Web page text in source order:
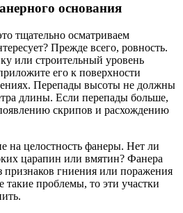
основания
тщательно осматриваем
Прежде всего, ровность.
или строительный уровень
его к поверхности
Перепады высоты не должны
длины. Если перепады больше,
скрипов и расхождению
на целостность фанеры. Нет ли
царапин или вмятин? Фанера
признаков гниения или поражения
проблемы, то эти участки